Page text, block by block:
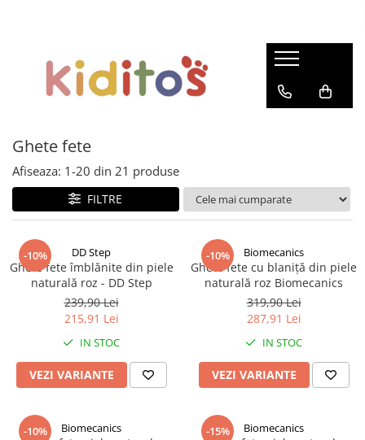
Ghete fete
Pantofi de interior fete
Cizme fete
Sandale
Ghete baieti
Pantofi de interior baieti
Sandale
Cizme baieti
Ghete fete
Afiseaza: 1-20 din 21 produse
FILTRE
-10% DD Step
Ghete fete îmblănite din piele
naturală roz - DD Step
239,90 Lei
215,91 Lei
IN STOC
VEZI VARIANTE
-10% Biomecanics
Ghete fete cu blaniță din piele
naturală roz Biomecanics
319,90 Lei
287,91 Lei
IN STOC
VEZI VARIANTE
-10% Biomecanics -15% Biomecanics